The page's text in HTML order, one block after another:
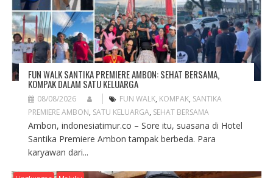
N
FUN WALK SANTIKA PREMIERE AMBON: SEHAT BERSAMA,
KOMPAK DALAM SATU KELUARGA
08/08/2026 FUN WALK, KOMPAK, SANTIKA
PREMIERE AMBON, SATU KELUARGA, SEHAT BERSAMA
Ambon, indonesiatimur.co – Sore itu, suasana di Hotel
Santika Premiere Ambon tampak berbeda. Para
karyawan dari...